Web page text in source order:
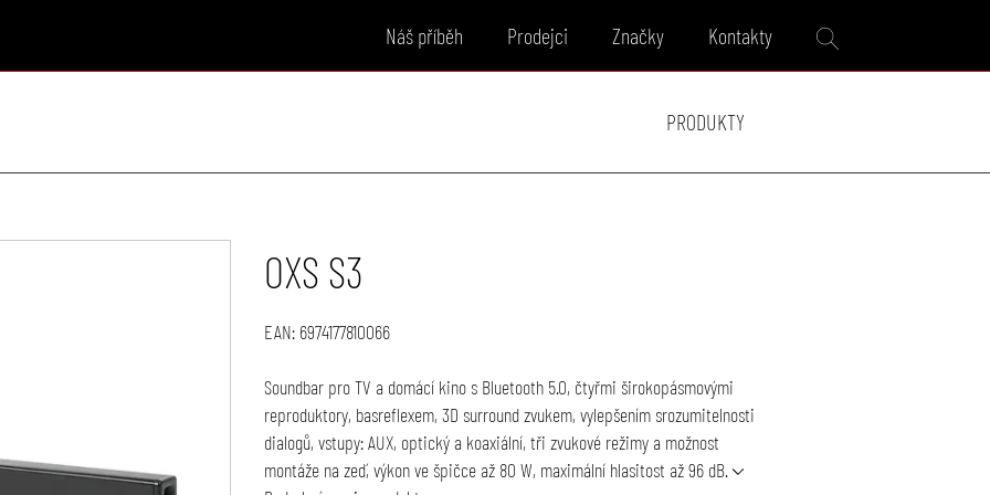
Náš příběh Prodejci Značky Kontakty
PRODUKTY
OXS S3
EAN:6974177810066
Soundbar pro TV a domácí kino s Bluetooth 5.0, čtyřmi širokopásmovými
reproduktory, basreflexem, 3D surround zvukem, vylepšením srozumitelnosti
dialogů, vstupy: AUX, optický a koaxiální, tři zvukové režimy a možnost
montáže na zeď, výkon ve špičce až 80 W, maximální hlasitost až 96 dB.